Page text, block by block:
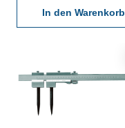
In den Warenkorb